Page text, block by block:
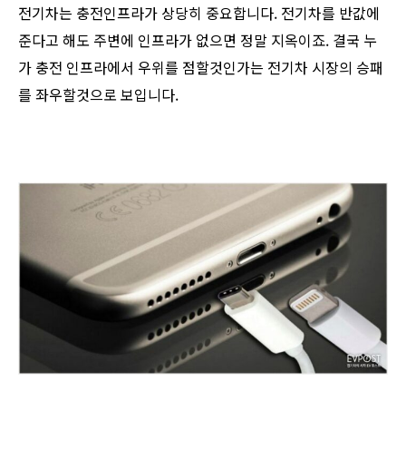
전기차는 충전인프라가 상당히 중요합니다. 전기차를 반값에
준다고 해도 주변에 인프라가 없으면 정말 지옥이죠. 결국 누
가 충전 인프라에서 우위를 점할것인가는 전기차 시장의 승패
를 좌우할것으로 보입니다.